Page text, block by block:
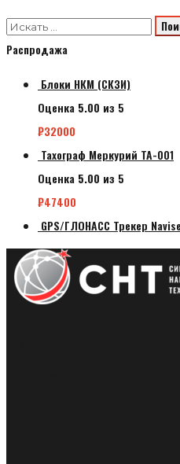
Распродажа
Блоки НКМ (СКЗИ)
Оценка 5.00 из 5
₽32000
Тахограф Меркурий ТА-001
Оценка 5.00 из 5
₽47400
GPS/ГЛОНАСС Трекер